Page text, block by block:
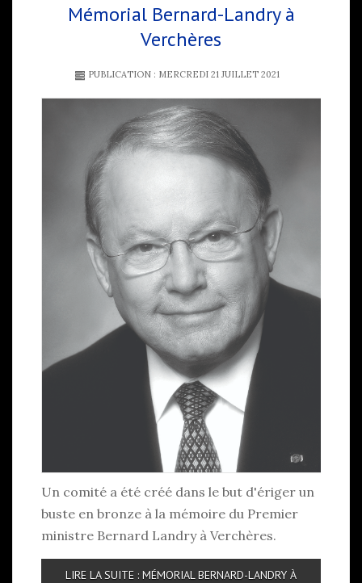
Mémorial Bernard-Landry à
Verchères
PUBLICATION : MERCREDI 21 JUILLET 2021
Un comité a été créé dans le but d'ériger un
buste en bronze à la mémoire du Premier
ministre Bernard Landry à Verchères.
LIRE LA SUITE : MÉMORIAL BERNARD-LANDRY À